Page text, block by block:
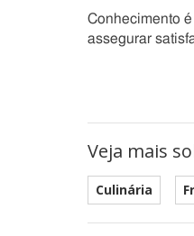
Conhecimento
assegurar
Veja mais
Culinária